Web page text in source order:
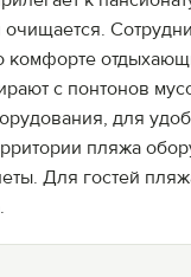
комфорте
с понтонов
для
пляжа
Для гостей